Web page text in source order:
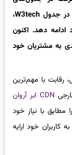
در جدول W3tech،
دهد. اکنون
به مشتریان خود
رقابت با مهم‌ترین
CDN ابر آروان
مطابق با نیاز خود
خود ارایه